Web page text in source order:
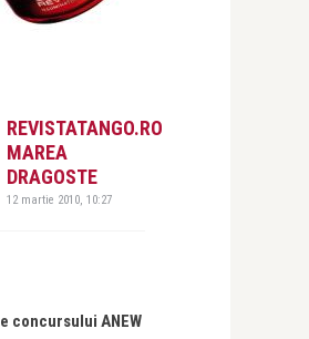
REVISTATANGO.RO
MAREA
DRAGOSTE
12 martie 2010, 10:27
concursului ANEW